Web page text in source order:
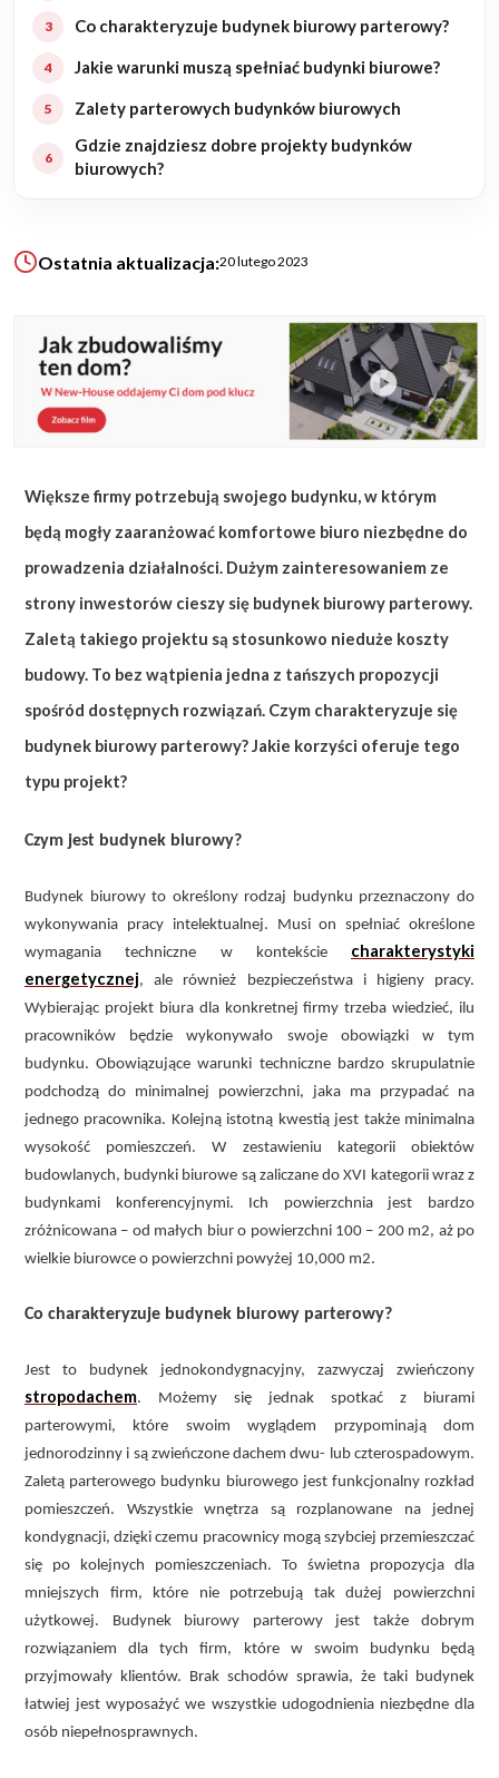
Realizacje
KALKULATOR BUDOWY
KONAKT
ZAPISZ SIĘ
Co charakteryzuje budynek biurowy parterowy?
Jakie warunki muszą spełniać budynki biurowe?
Zalety parterowych budynków biurowych
Gdzie znajdziesz dobre projekty budynków
biurowych?
Ostatnia aktualizacja:20 lutego 2023
Większe firmy potrzebują swojego budynku, w którym
będą mogły zaaranżować komfortowe biuro niezbędne do
prowadzenia działalności. Dużym zainteresowaniem ze
strony inwestorów cieszy się budynek biurowy parterowy.
Zaletą takiego projektu są stosunkowo nieduże koszty
budowy. To bez wątpienia jedna z tańszych propozycji
spośród dostępnych rozwiązań. Czym charakteryzuje się
budynek biurowy parterowy? Jakie korzyści oferuje tego
typu projekt?
Czym jest budynek biurowy?
Budynek biurowy to określony rodzaj budynku przeznaczony do
wykonywania pracy intelektualnej. Musi on spełniać określone
wymagania techniczne w kontekście charakterystyki
energetycznej, ale również bezpieczeństwa i higieny pracy.
Wybierając projekt biura dla konkretnej firmy trzeba wiedzieć, ilu
pracowników będzie wykonywało swoje obowiązki w tym
budynku. Obowiązujące warunki techniczne bardzo skrupulatnie
podchodzą do minimalnej powierzchni, jaka ma przypadać na
jednego pracownika. Kolejną istotną kwestią jest także minimalna
wysokość pomieszczeń. W zestawieniu kategorii obiektów
budowlanych, budynki biurowe są zaliczane do XVI kategorii wraz z
budynkami konferencyjnymi. Ich powierzchnia jest bardzo
zróżnicowana – od małych biur o powierzchni 100 – 200 m2, aż po
wielkie biurowce o powierzchni powyżej 10,000 m2.
Co charakteryzuje budynek biurowy parterowy?
Jest to budynek jednokondygnacyjny, zazwyczaj zwieńczony
stropodachem. Możemy się jednak spotkać z biurami
parterowymi, które swoim wyglądem przypominają dom
jednorodzinny i są zwieńczone dachem dwu- lub czterospadowym.
Zaletą parterowego budynku biurowego jest funkcjonalny rozkład
pomieszczeń. Wszystkie wnętrza są rozplanowane na jednej
kondygnacji, dzięki czemu pracownicy mogą szybciej przemieszczać
się po kolejnych pomieszczeniach. To świetna propozycja dla
mniejszych firm, które nie potrzebują tak dużej powierzchni
użytkowej. Budynek biurowy parterowy jest także dobrym
rozwiązaniem dla tych firm, które w swoim budynku będą
przyjmowały klientów. Brak schodów sprawia, że taki budynek
łatwiej jest wyposażyć we wszystkie udogodnienia niezbędne dla
osób niepełnosprawnych.